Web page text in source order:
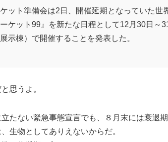
ット準備会は2日、開催延期となっていた世
ーケット99』を新たな日程として12月30日～
示棟）で開催することを発表した。
思うよ。
たない緊急事態宣言でも、８月末には衰退期
生物としてありえないからだ。